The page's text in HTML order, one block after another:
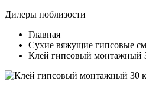
Дилеры поблизости
Главная
Сухие вяжущие гипсовые
Клей гипсовый